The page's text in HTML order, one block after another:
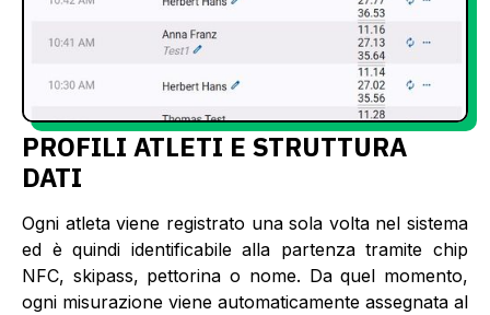
PROFILI ATLETI E STRUTTURA
DATI
Ogni atleta viene registrato una sola volta nel sistema
ed è quindi identificabile alla partenza tramite chip
NFC, skipass, pettorina o nome. Da quel momento,
ogni misurazione viene automaticamente assegnata al